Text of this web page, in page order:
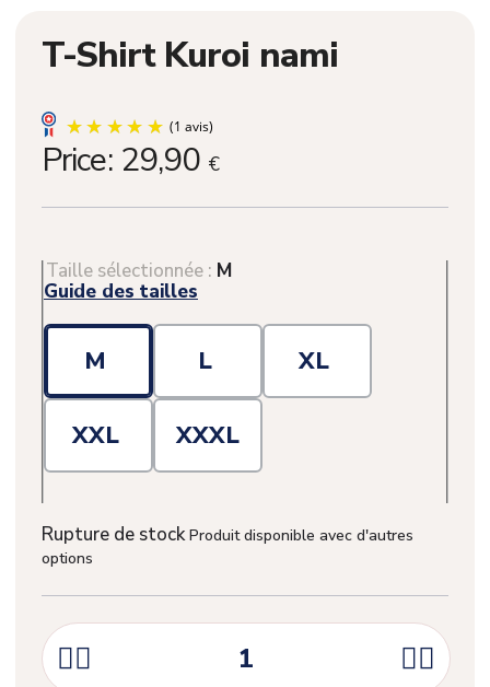
T-Shirt Kuroi nami
Price: 29,90 €
Taille sélectionnée : M
Guide des tailles
M L XL
XXL XXXL
Rupture de stock Produit disponible avec d'autres
options
 